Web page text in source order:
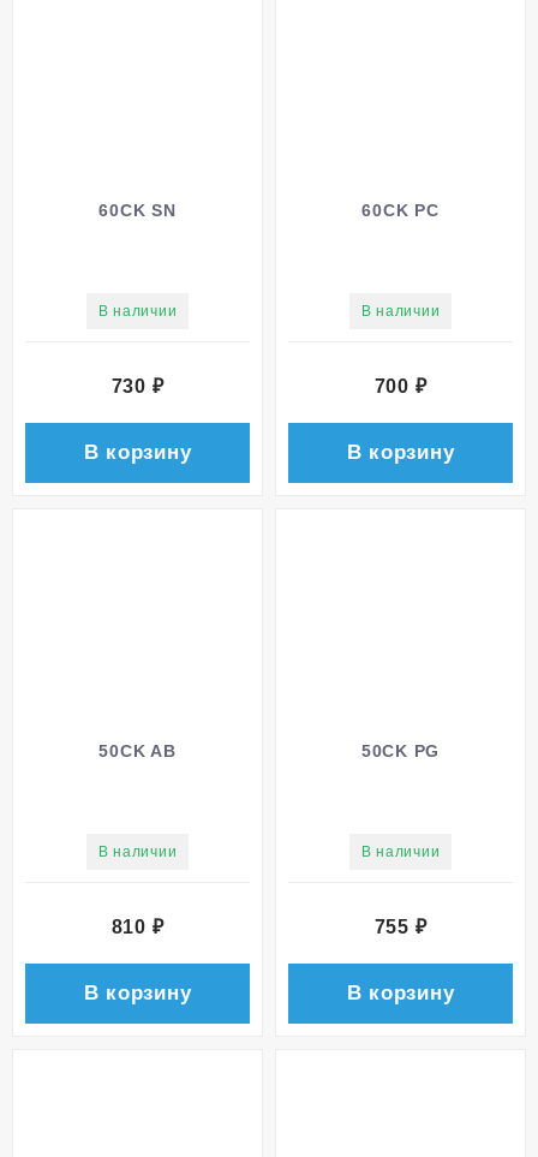
60CK SN
В наличии
730 ₽
В корзину
60CK PC
В наличии
700 ₽
В корзину
50CK AB
В наличии
810 ₽
В корзину
50CK PG
В наличии
755 ₽
В корзину